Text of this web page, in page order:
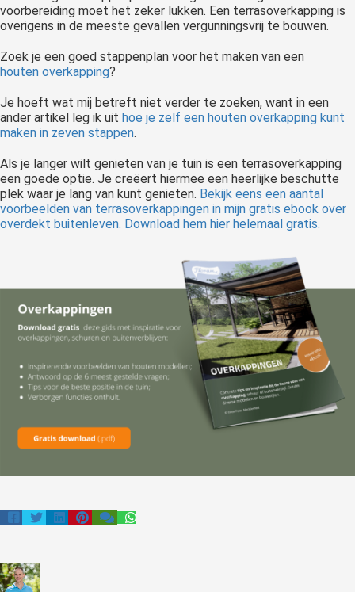
voorbereiding moet het zeker lukken. Een terrasoverkapping is
overigens in de meeste gevallen vergunningsvrij te bouwen.
Zoek je een goed stappenplan voor het maken van een
houten overkapping?
Je hoeft wat mij betreft niet verder te zoeken, want in een
ander artikel leg ik uit hoe je zelf een houten overkapping kunt
maken in zeven stappen.
Als je langer wilt genieten van je tuin is een terrasoverkapping
een goede optie. Je creëert hiermee een heerlijke beschutte
plek waar je lang van kunt genieten. Bekijk eens een aantal
voorbeelden van terrasoverkappingen in mijn gratis ebook over
overdekt buitenleven. Download hem hier helemaal gratis.